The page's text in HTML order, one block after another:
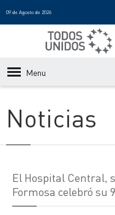
09 de Agosto de 2026
Menu
Noticias
El Hospital Central,
Formosa celebró su